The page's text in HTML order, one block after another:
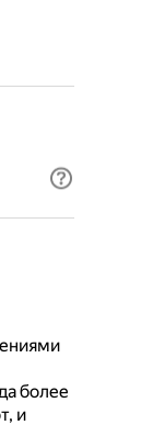
более
и